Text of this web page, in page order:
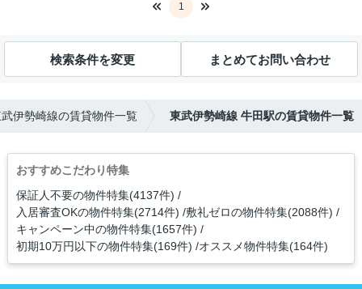
1
検索条件を変更 まとめてお問い合わせ
伊勢崎線の賃貸物件一覧 東武伊勢崎線 牛田駅の賃貸物件一覧
おすすめこだわり特集
保証人不要の物件特集(4137件)
入居審査OKの物件特集(2714件) 敷礼ゼロの物件特集(2088件)
キャンペーン中の物件特集(1657件)
初期10万円以下の物件特集(169件) オススメ物件特集(164件)